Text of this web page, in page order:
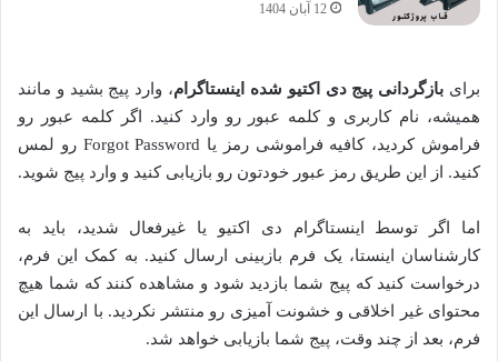
12 آبان 1404
برای بازگردانی پیج دی اکتیو شده اینستاگرام، وارد پیج بشید و مانند
همیشه، نام کاربری و کلمه عبور رو وارد کنید. اگر کلمه عبور رو
فراموش کردید، کافیه فراموشی رمز یا Forgot Password رو لمس
کنید. از این طریق رمز عبور خودتون رو بازیابی کنید و وارد پیج شوید.
اما اگر توسط اینستاگرام دی اکتیو یا غیرفعال شدید، باید به
کارشناسان اینستا، یک فرم بازبینی ارسال کنید. به کمک این فرم،
درخواست کنید که پیج شما بازدید شود و مشاهده کنند که شما هیچ
محتوای غیر اخلاقی و خشونت آمیزی رو منتشر نکردید. با ارسال این
فرم، بعد از چند وقت، پیج شما بازیابی خواهد شد.